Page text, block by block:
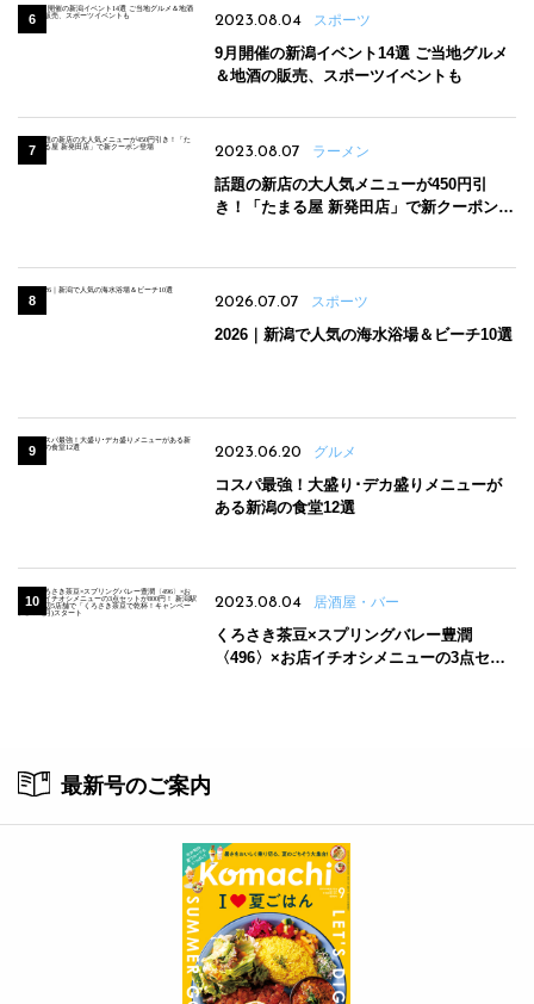
2023.08.04 スポーツ
9月開催の新潟イベント14選 ご当地グルメ
＆地酒の販売、スポーツイベントも
2023.08.07 ラーメン
話題の新店の大人気メニューが450円引
き！「たまる屋 新発田店」で新クーポン登
2026.07.07 スポーツ
2026｜新潟で人気の海水浴場＆ビーチ10選
2023.06.20 グルメ
コスパ最強！大盛り･デカ盛りメニューが
ある新潟の食堂12選
2023.08.04 居酒屋・バー
くろさき茶豆×スプリングバレー豊潤
〈496〉×お店イチオシメニューの3点セッ
最新号のご案内